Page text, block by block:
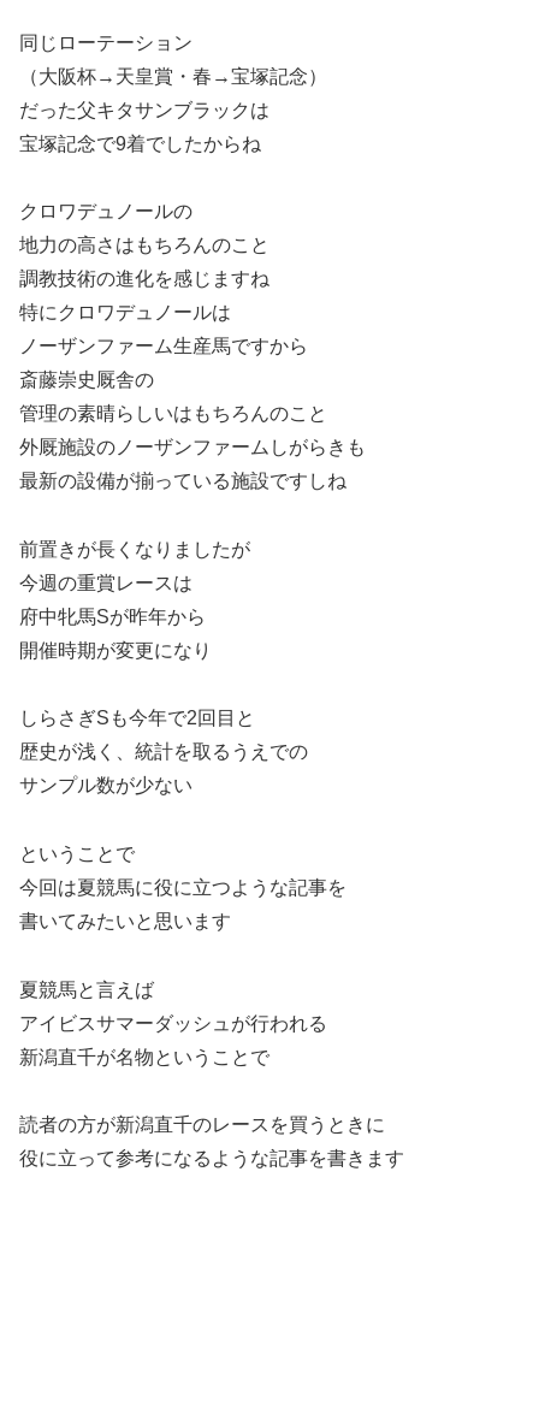
同じローテーション
（大阪杯→天皇賞・春→宝塚記念）
だった父キタサンブラックは
宝塚記念で9着でしたからね
クロワデュノールの
地力の高さはもちろんのこと
調教技術の進化を感じますね
特にクロワデュノールは
ノーザンファーム生産馬ですから
斎藤崇史厩舎の
管理の素晴らしいはもちろんのこと
外厩施設のノーザンファームしがらきも
最新の設備が揃っている施設ですしね
前置きが長くなりましたが
今週の重賞レースは
府中牝馬Sが昨年から
開催時期が変更になり
しらさぎSも今年で2回目と
歴史が浅く、統計を取るうえでの
サンプル数が少ない
ということで
今回は夏競馬に役に立つような記事を
書いてみたいと思います
夏競馬と言えば
アイビスサマーダッシュが行われる
新潟直千が名物ということで
読者の方が新潟直千のレースを買うときに
役に立って参考になるような記事を書きます